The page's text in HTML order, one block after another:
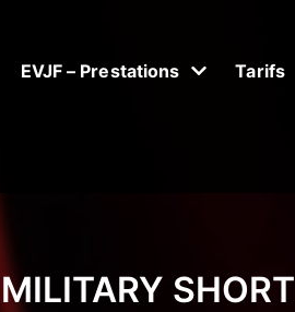
EVJF – Prestations Tarifs
MILITARY SHORT